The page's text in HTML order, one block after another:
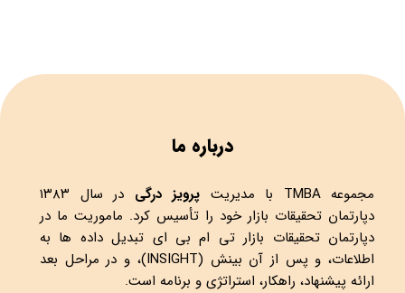
درباره ما
مجموعهTMBA با مدیریت پرویز درگی
در سال ۱۳۸۳
دپارتمان تحقیقات بازار خود را تأسیس کرد. ماموریت ما در
دپارتمان تحقیقات بازار تی ام بی ای تبدیل داده ها به
اطلاعات، و پس از آن بینش (INSIGHT)، و در مراحل بعد
ارائه پیشنهاد، راهکار، استراتژی و برنامه است.